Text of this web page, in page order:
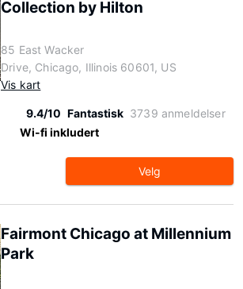
Collection by Hilton
85 East Wacker
Drive, Chicago, Illinois 60601, US
Vis kart
9.4/10 Fantastisk 3739 anmeldelser
Wi-fi inkludert
Velg
Fairmont Chicago at Millennium
Park